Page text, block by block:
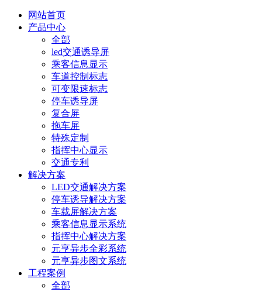
网站首页
产品中心
全部
led交通诱导屏
乘客信息显示
车道控制标志
可变限速标志
停车诱导屏
复合屏
拖车屏
特殊定制
指挥中心显示
交通专利
解决方案
LED交通解决方案
停车诱导解决方案
车载屏解决方案
乘客信息显示系统
指挥中心解决方案
元亨异步全彩系统
元亨异步图文系统
工程案例
全部